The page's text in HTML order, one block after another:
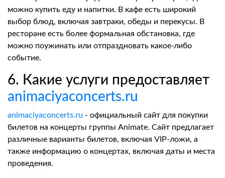
можно купить еду и напитки. В кафе есть широкий
выбор блюд, включая завтраки, обеды и перекусы. В
ресторане есть более формальная обстановка, где
можно поужинать или отпраздновать какое-либо
событие.
6. Какие услуги предоставляет
animaciyaconcerts.ru
animaciyaconcerts.ru - официальный сайт для покупки
билетов на концерты группы Animate. Сайт предлагает
различные варианты билетов, включая VIP-ложи, а
также информацию о концертах, включая даты и места
проведения.